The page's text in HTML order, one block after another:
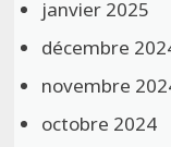
janvier 2025
décembre
novembre
octobre 2024